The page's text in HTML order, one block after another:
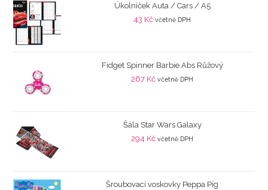
Úkolníček Auta / Cars / A5
43 Kč včetně DPH
Fidget Spinner Barbie Abs Růžový
267 Kč včetně DPH
Šála Star Wars Galaxy
294 Kč včetně DPH
Šroubovací voskovky Peppa Pig